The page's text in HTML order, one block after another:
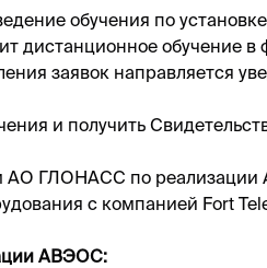
обучения по
дистанционное обучение в
заявок направляется
и получить
АО ГЛОНАСС по
с компанией Fort
АВЭОС: